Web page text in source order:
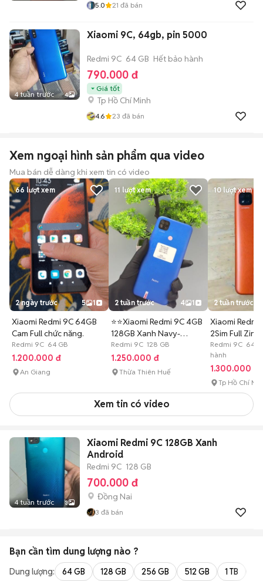
5.0 21 đã bán
4 tuần trước 4
Xiaomi 9C, 64gb, pin 5000
Redmi 9C 64 GB Hết bảo hành
790.000 đ
Giá tốt
Tp Hồ Chí Minh
4.6 23 đã bán
Xem ngoại hình sản phẩm qua video
Mua bán dễ dàng khi xem tin có video
66 lượt xem
2 ngày trước 5 1
Xiaomi Redmi 9C 64GB
Cam Full chức năng.
Redmi 9C 64 GB
1.200.000 đ
An Giang
11 lượt xem
2 tuần trước 4 1
⭐️⭐️Xiaomi Redmi 9C 4GB
128GB Xanh Navy-
99%⭐️⭐️
Redmi 9C 128 GB
1.250.000 đ
Thừa Thiên Huế
10 lượt xem
2 tuần trước
Xiaomi Redmi
2Sim Full Zin
Pin 5K
Redmi 9C 64
hành
1.300.000 đ
Tp Hồ Chí
Xem tin có video
4 tuần trước 3
Xiaomi Redmi 9C 128GB Xanh
Android
Redmi 9C 128 GB
700.000 đ
Đồng Nai
3 đã bán
Bạn cần tìm dung lượng nào ?
Dung lượng: 64 GB 128 GB 256 GB 512 GB 1 TB